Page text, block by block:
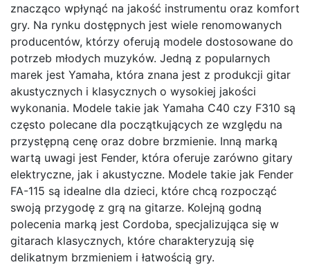
znacząco wpłynąć na jakość instrumentu oraz komfort
gry. Na rynku dostępnych jest wiele renomowanych
producentów, którzy oferują modele dostosowane do
potrzeb młodych muzyków. Jedną z popularnych
marek jest Yamaha, która znana jest z produkcji gitar
akustycznych i klasycznych o wysokiej jakości
wykonania. Modele takie jak Yamaha C40 czy F310 są
często polecane dla początkujących ze względu na
przystępną cenę oraz dobre brzmienie. Inną marką
wartą uwagi jest Fender, która oferuje zarówno gitary
elektryczne, jak i akustyczne. Modele takie jak Fender
FA-115 są idealne dla dzieci, które chcą rozpocząć
swoją przygodę z grą na gitarze. Kolejną godną
polecenia marką jest Cordoba, specjalizująca się w
gitarach klasycznych, które charakteryzują się
delikatnym brzmieniem i łatwością gry.